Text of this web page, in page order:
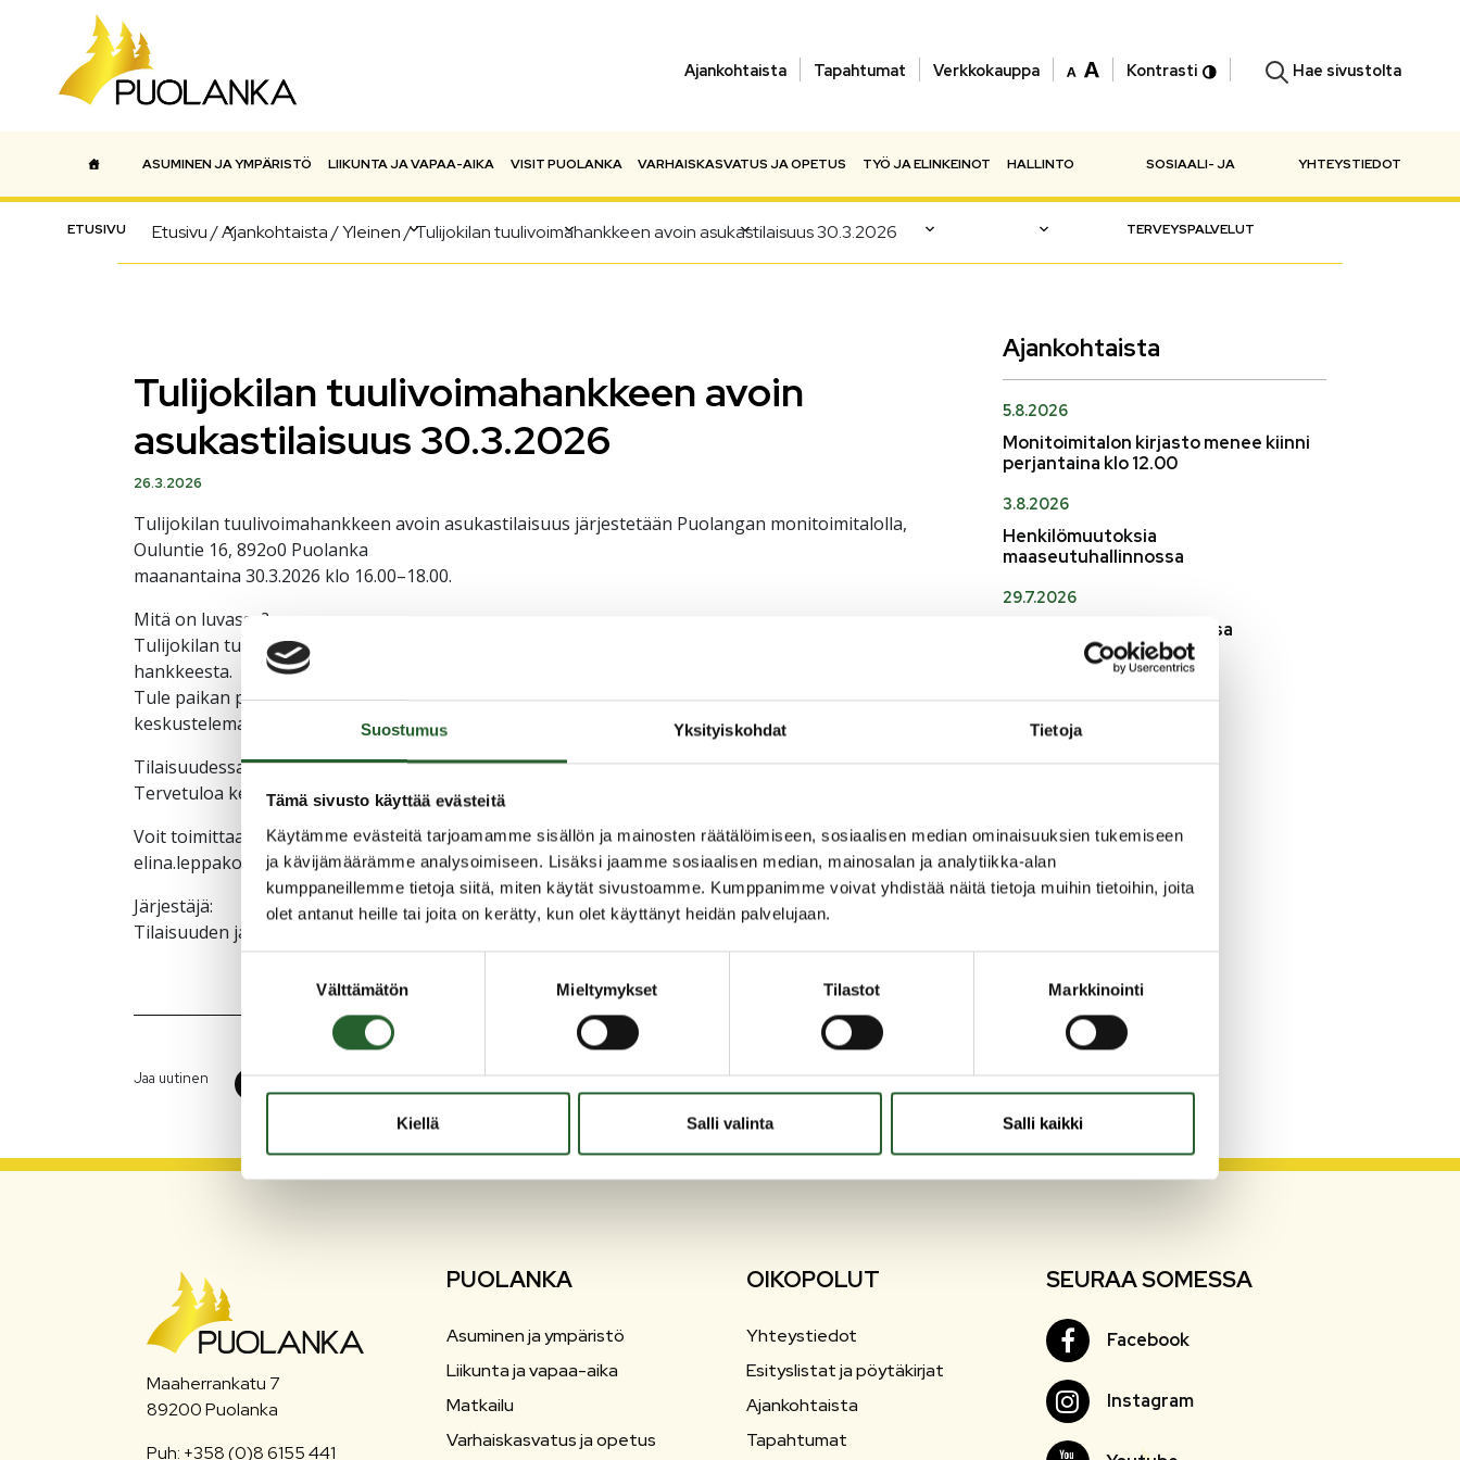
Suostumus Yksityiskohdat Tietoja
Tämä sivusto käyttää evästeitä
Käytämme evästeitä tarjoamamme sisällön ja mainosten räätälöimiseen, sosiaalisen median ominaisuuksien tukemiseen
ja kävijämäärämme analysoimiseen. Lisäksi jaamme sosiaalisen median, mainosalan ja analytiikka-alan
kumppaneillemme tietoja siitä, miten käytät sivustoamme. Kumppanimme voivat yhdistää näitä tietoja muihin tietoihin, joita
olet antanut heille tai joita on kerätty, kun olet käyttänyt heidän palvelujaan.
Välttämätön Mieltymykset Tilastot Markkinointi
Kiellä Salli valinta Salli kaikki
Ajankohtaista Tapahtumat Verkkokauppa Kontrasti Hae sivustolta
Päävalikko
ETUSIVU
ASUMINEN JA YMPÄRISTÖ LIIKUNTA JA VAPAA-AIKA VISIT PUOLANKA VARHAISKASVATUS JA OPETUS TYÖ JA ELINKEINOT HALLINTO SOSIAALI- JA
TERVEYSPALVELUT
YHTEYSTIEDOT
Etusivu/Ajankohtaista/Yleinen/Tulijokilan tuulivoimahankkeen avoin asukastilaisuus 30.3.2026
Tulijokilan tuulivoimahankkeen avoin
asukastilaisuus 30.3.2026
26.3.2026
Tulijokilan tuulivoimahankkeen avoin asukastilaisuus järjestetään Puolangan monitoimitalolla,
Ouluntie 16, 892o0 Puolanka
maanantaina 30.3.2026 klo 16.00–18.00.
Mitä on luvassa?
Tulijokilan tuulivoimahankkeen kaikille avoin asukastilaisuus, jonka aluksi on lyhyt esitys
hankkeesta.
Tule paikan päälle kuulemaan Tulijokilan tuulivoimahankkkeen tilanteesta ja esityksen jälkeen
keskustelemaan karttojen ääreen hankevastaavan sekä YVA- ja kaavakonsultin kanssa.
Tilaisuudessa on kahvitarjoilu.
Tervetuloa keskustelemaan hankkeesta!
Voit toimittaa kysymyksiä ennakkoon sähköpostilla osoitteeseen:
elina.leppakoski@ramboll.fi
Järjestäjä:
Tilaisuuden järjestävät UB Uusiutuva Energia ja Ramboll Oy
Jaa uutinen
Ajankohtaista
5.8.2026
Monitoimitalon kirjasto menee kiinni
perjantaina klo 12.00
3.8.2026
Henkilömuutoksia
maaseutuhallinnossa
29.7.2026
Asfaltointityöt taajamassa
myöhästyvät
Maaherrankatu 7
89200 Puolanka
Puh: +358 (0)8 6155 441
PUOLANKA
Asuminen ja ympäristö
Liikunta ja vapaa-aika
Matkailu
Varhaiskasvatus ja opetus
OIKOPOLUT
Yhteystiedot
Esityslistat ja pöytäkirjat
Ajankohtaista
Tapahtumat
SEURAA SOMESSA
FacebookFacebook
InstagramInstagram